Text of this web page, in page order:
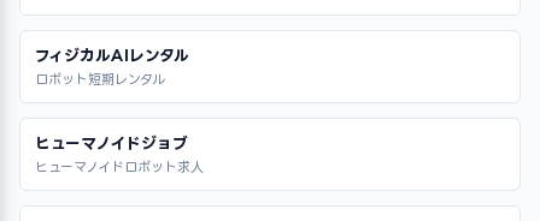
フィジカルAIレンタル
ロボット短期レンタル
ヒューマノイドジョブ
ヒューマノイドロボット求人